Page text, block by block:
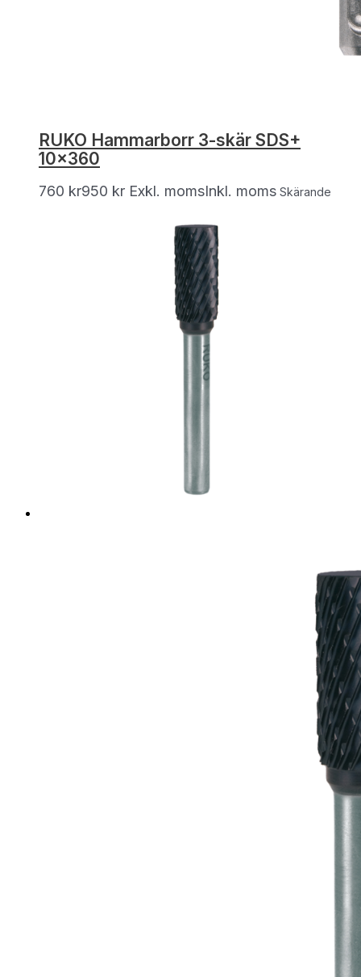
RUKO Hammarborr 3-skär SDS+
10×360
760 kr950 kr Exkl. momsInkl. moms Skärande